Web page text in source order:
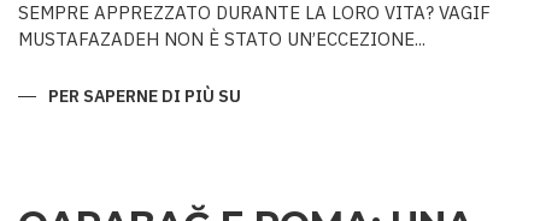
SEMPRE APPREZZATO DURANTE LA LORO VITA? VAGIF
MUSTAFAZADEH NON È STATO UN’ECCEZIONE...
PER SAPERNE DI PIÙ SU